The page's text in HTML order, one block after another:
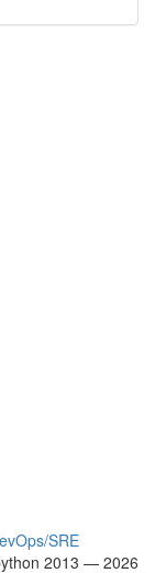
SRE
2013 — 2026